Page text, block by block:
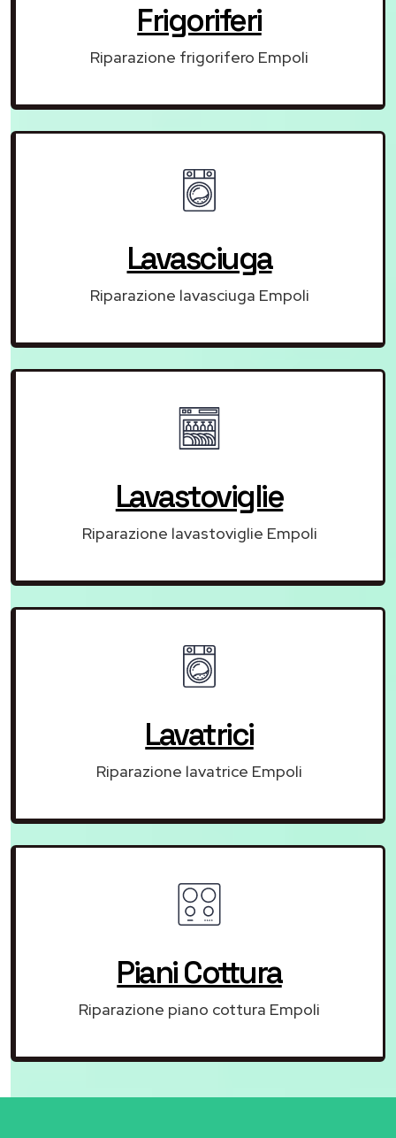
Frigoriferi
Riparazione frigorifero Empoli
Lavasciuga
Riparazione lavasciuga Empoli
Lavastoviglie
Riparazione lavastoviglie Empoli
Lavatrici
Riparazione lavatrice Empoli
Piani Cottura
Riparazione piano cottura Empoli